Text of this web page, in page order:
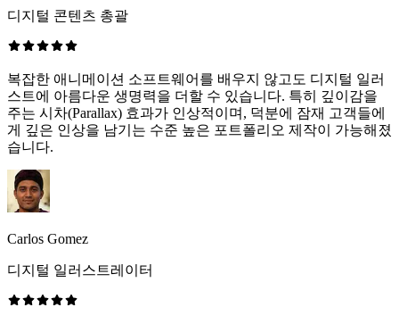
디지털 콘텐츠 총괄
복잡한 애니메이션 소프트웨어를 배우지 않고도 디지털 일러
스트에 아름다운 생명력을 더할 수 있습니다. 특히 깊이감을
주는 시차(Parallax) 효과가 인상적이며, 덕분에 잠재 고객들에
게 깊은 인상을 남기는 수준 높은 포트폴리오 제작이 가능해졌
습니다.
Carlos Gomez
디지털 일러스트레이터